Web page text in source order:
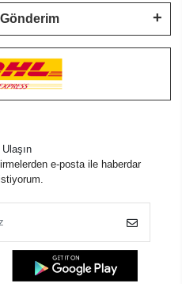
Gönderim
e-posta ile haberdar